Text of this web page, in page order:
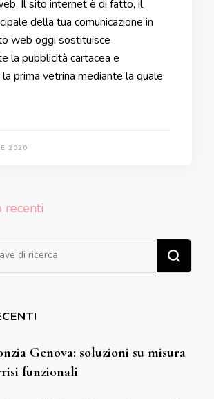
Il sito internet è di fatto, il
della tua comunicazione in
web oggi sostituisce
la pubblicità cartacea e
prima vetrina mediante la quale
2020
recenti
Genova: soluzioni su misura
funzionali